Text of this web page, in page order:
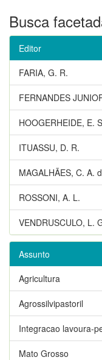
Busca
Editor
FARIA, G. R.
FERNANDES
HOOGERHEIDE, E.
ITUASSU, D. R.
MAGALHÃES, C. A.
ROSSONI, A. L.
VENDRUSCULO, L.
Assunto
Agricultura
Agrossilvipastoril
Integracao lavoura-
Mato Grosso